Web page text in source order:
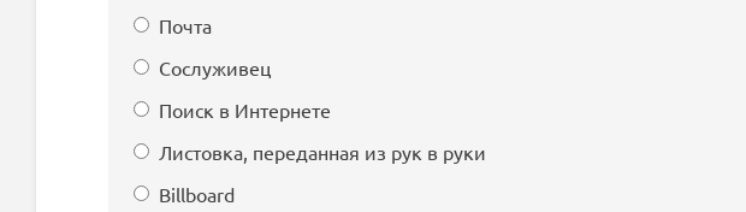
Почта
Сослуживец
Поиск в Интернете
Листовка, переданная из рук в руки
Billboard